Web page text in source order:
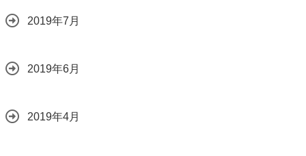
2019年7月
2019年6月
2019年4月